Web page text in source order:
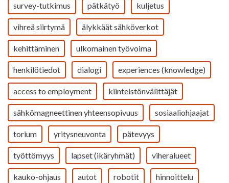
survey-tutkimus pätkätyö kuljetus
vihreä siirtymä älykkäät sähköverkot
kehittäminen ulkomainen työvoima
henkilötiedot dialogi experiences (knowledge)
access to employment kiinteistönvälittäjät
sähkömagneettinen yhteensopivuus sosiaaliohjaajat
torium yritysneuvonta pätevyys
työttömyys lapset (ikäryhmät) viheralueet
kauko-ohjaus autot robotit hinnoittelu